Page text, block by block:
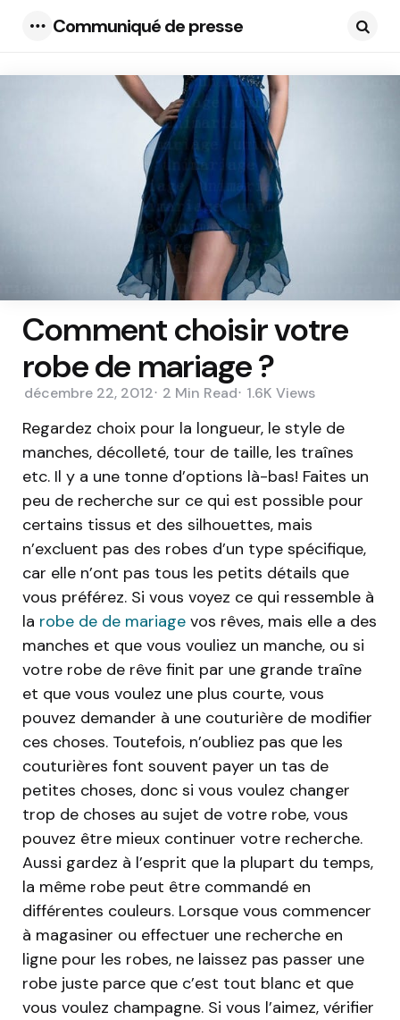
Communiqué de presse
Comment choisir votre
robe de mariage ?
décembre 22, 2012 2 Min Read 1.6K Views
Regardez choix pour la longueur, le style de
manches, décolleté, tour de taille, les traînes
etc. Il y a une tonne d’options là-bas! Faites un
peu de recherche sur ce qui est possible pour
certains tissus et des silhouettes, mais
n’excluent pas des robes d’un type spécifique,
car elle n’ont pas tous les petits détails que
vous préférez. Si vous voyez ce qui ressemble à
la robe de de mariage vos rêves, mais elle a des
manches et que vous vouliez un manche, ou si
votre robe de rêve finit par une grande traîne
et que vous voulez une plus courte, vous
pouvez demander à une couturière de modifier
ces choses. Toutefois, n’oubliez pas que les
couturières font souvent payer un tas de
petites choses, donc si vous voulez changer
trop de choses au sujet de votre robe, vous
pouvez être mieux continuer votre recherche.
Aussi gardez à l’esprit que la plupart du temps,
la même robe peut être commandé en
différentes couleurs. Lorsque vous commencer
à magasiner ou effectuer une recherche en
ligne pour les robes, ne laissez pas passer une
robe juste parce que c’est tout blanc et que
vous voulez champagne. Si vous l’aimez, vérifier